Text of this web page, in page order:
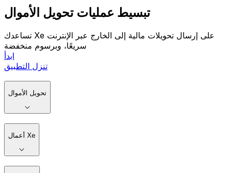
تبسيط عمليات تحويل الأموال
تساعدك Xe على إرسال تحويلات مالية إلى الخارج عبر الإنترنت
سريعًا، وبرسوم منخفضة
ابدأ
تنزل التطبيق
تحويل الأموال
أعمال Xe